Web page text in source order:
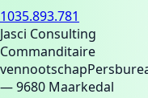
1035.893.781
Jasci Consulting
Commanditaire
vennootschap
— 9680 Maarkedal